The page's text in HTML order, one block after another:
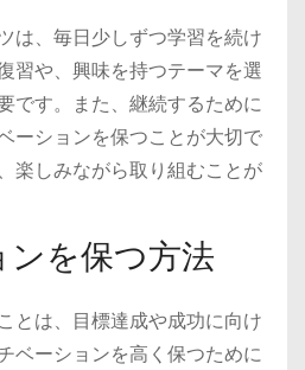
は、毎日少しずつ学習を続け
習や、興味を持つテーマを選
です。また、継続するために
ーションを保つことが大切で
楽しみながら取り組むことが
を保つ方法
とは、目標達成や成功に向け
ベーションを高く保つために